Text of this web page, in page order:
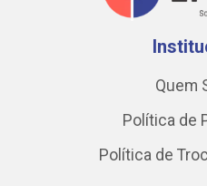
Quem
Política de
Política de